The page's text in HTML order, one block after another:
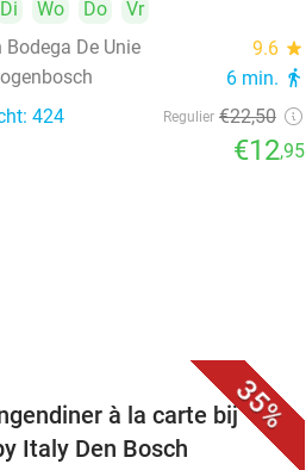
Di Wo Do
Vr
Bodega De Unie
9.6 star
6 min. directions_walk
424 Regulier €22,50
€12,95
35%
à la carte bij
Italy Den Bosch